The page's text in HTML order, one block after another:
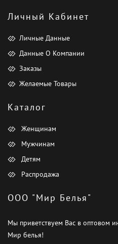
Личный Кабинет
Личные Данные
Данные О Компании
Заказы
Желаемые Товары
Каталог
Женщинам
Мужчинам
Детям
Распродажа
ООО "Мир Белья"
Мы приветствуем Вас в оптовом
Мир белья!